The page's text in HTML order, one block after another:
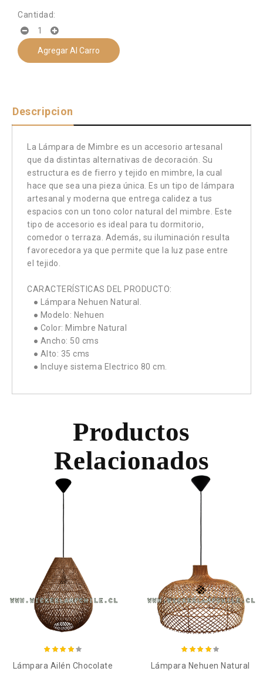
Cantidad:
Agregar Al Carro
Descripcion
La Lámpara de Mimbre es un accesorio artesanal
que da distintas alternativas de decoración. Su
estructura es de fierro y tejido en mimbre, la cual
hace que sea una pieza única. Es un tipo de lámpara
artesanal y moderna que entrega calidez a tus
espacios con un tono color natural del mimbre. Este
tipo de accesorio es ideal para tu dormitorio,
comedor o terraza. Además, su iluminación resulta
favorecedora ya que permite que la luz pase entre
el tejido.
CARACTERÍSTICAS DEL PRODUCTO:
● Lámpara Nehuen Natural.
● Modelo: Nehuen
● Color: Mimbre Natural
● Ancho: 50 cms
● Alto: 35 cms
● Incluye sistema Electrico 80 cm.
Productos
Relacionados
Añadir al carro
Lámpara Ailén Chocolate
Añadir al carro
Lámpara Nehuen Natural